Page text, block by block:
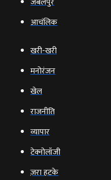
आचंलिक
खरी-खरी
मनोरंजन
खेल
राजनीति
व्‍यापार
टेक्‍नोलॉजी
ज़रा हटके